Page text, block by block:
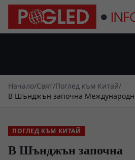
Начало/Свят/Поглед към Китай/
В Шънджън започна
ПОГЛЕД КЪМ КИТАЙ
В Шънджън започна